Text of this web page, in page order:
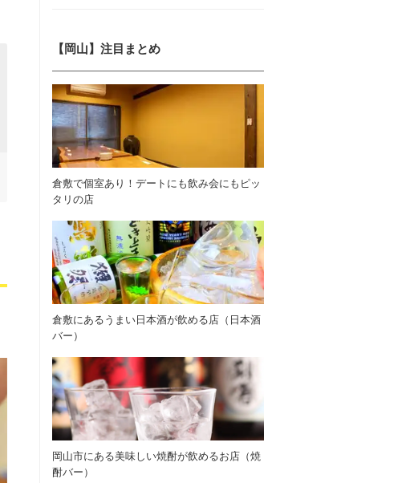
【岡山】注目まとめ
倉敷で個室あり！デートにも飲み会にもピッ
タリの店
倉敷にあるうまい日本酒が飲める店（日本酒
バー）
岡山市にある美味しい焼酎が飲めるお店（焼
酎バー）